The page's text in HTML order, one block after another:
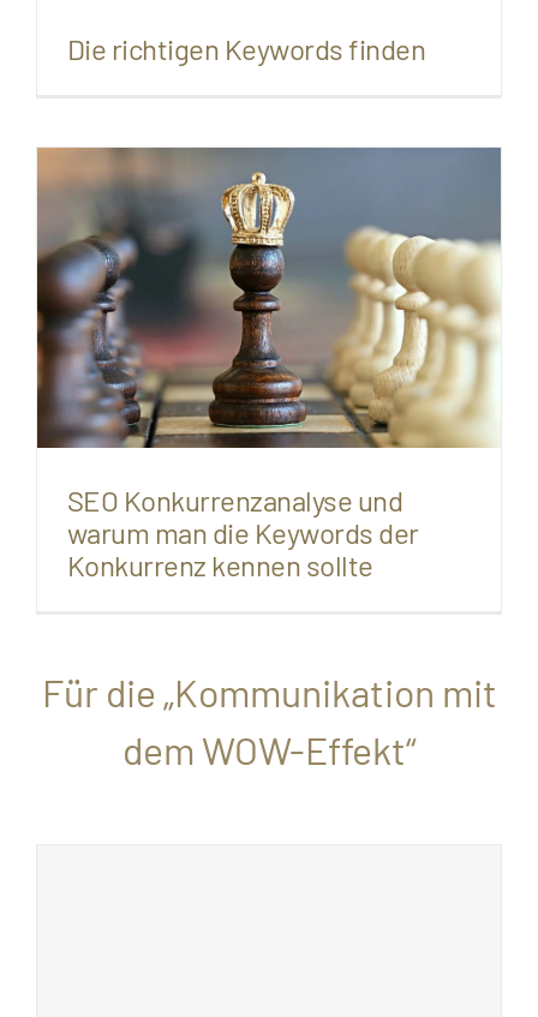
Die richtigen Keywords finden
SEO Konkurrenzanalyse und
warum man die Keywords der
Konkurrenz kennen sollte
Für die „Kommunikation mit
dem WOW-Effekt“